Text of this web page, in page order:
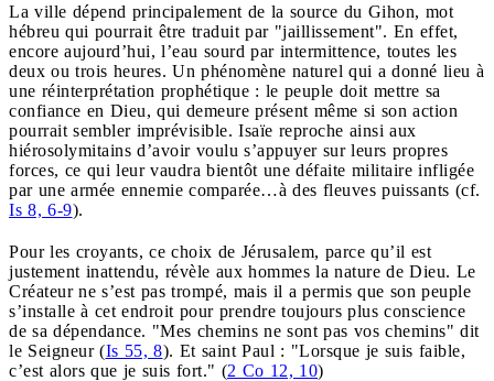
La ville dépend principalement de la source du Gihon, mot
hébreu qui pourrait être traduit par "jaillissement". En effet,
encore aujourd’hui, l’eau sourd par intermittence, toutes les
deux ou trois heures. Un phénomène naturel qui a donné lieu à
une réinterprétation prophétique : le peuple doit mettre sa
confiance en Dieu, qui demeure présent même si son action
pourrait sembler imprévisible. Isaïe reproche ainsi aux
hiérosolymitains d’avoir voulu s’appuyer sur leurs propres
forces, ce qui leur vaudra bientôt une défaite militaire infligée
par une armée ennemie comparée…à des fleuves puissants (cf.
Is 8, 6-9).
Pour les croyants, ce choix de Jérusalem, parce qu’il est
justement inattendu, révèle aux hommes la nature de Dieu. Le
Créateur ne s’est pas trompé, mais il a permis que son peuple
s’installe à cet endroit pour prendre toujours plus conscience
de sa dépendance. "Mes chemins ne sont pas vos chemins" dit
le Seigneur (Is 55, 8). Et saint Paul : "Lorsque je suis faible,
c’est alors que je suis fort." (2 Co 12, 10)